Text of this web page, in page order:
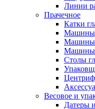
Линии
Прачечное
Катки
Машины
Машины
Машины
Столы
Весовое и
Датеры